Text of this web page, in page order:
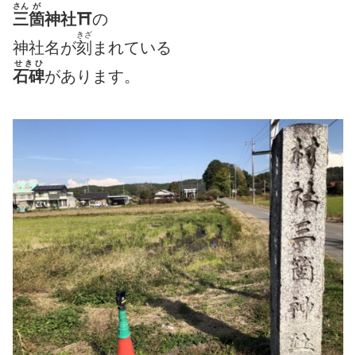
三
さん
箇
が
神社⛩の
神社名が刻
きざ
まれている
石碑
せきひ
があります。